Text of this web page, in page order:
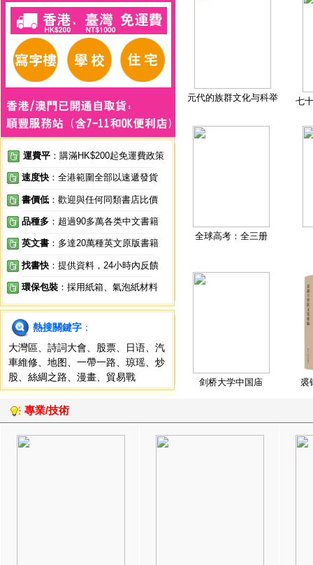
運費平 ：購滿HK$200起免運費政策
速度快 ：全港範圍全部以速遞發貨
書價低 ：歡迎與任何同類書店比價
品種多 ：超過90多萬各类中文書籍
英文書 ：多達20萬種英文原版書籍
找書快 ：提供資料，24小時內反饋
環保包裝 ：採用紙箱、氣泡紙材料
熱搜關鍵字 ：
大灣區
詩詞大會 股票 日语
汽
車維修
地图 一帶一路 琼瑶
炒
股
絲綢之路 漫畫 貿易戰
元代的族群文化与科举 七
全球高考：全三册
剑桥大学中国庙 裘
專業/技術